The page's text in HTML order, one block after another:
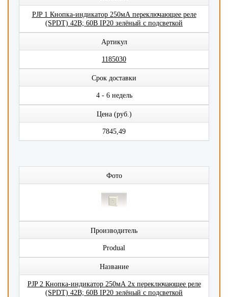
PJP 1 Кнопка-индикатор 250мА переключающее реле
(SPDT) 42В; 60В IP20 зелёный с подсветкой
Артикул
1185030
Срок доставки
4 - 6 недель
Цена (руб.)
7845,49
Фото
Производитель
Produal
Название
PJP 2 Кнопка-индикатор 250мА 2x переключающее реле
(SPDT) 42В; 60В IP20 зелёный с подсветкой